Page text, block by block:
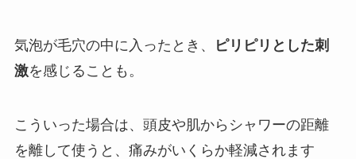
気泡が毛穴の中に入ったとき、
ピリピリとした刺
激を感じることも。
こういった場合は、頭皮や肌からシャワーの距離
を離して使うと、痛みがいくらか軽減されます